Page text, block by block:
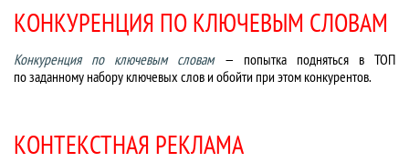
КОНКУРЕНЦИЯ ПО КЛЮЧЕВЫМ СЛОВАМ
Конкуренция по ключевым словам— попытка подняться в ТОП
по заданному набору ключевых слов и обойти при этом конкурентов.
КОНТЕКСТНАЯ РЕКЛАМА